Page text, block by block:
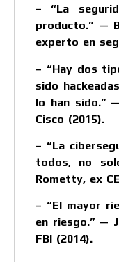
– “La
producto.” —
experto en
– “Hay dos
sido
lo han sido.”
Cisco (2015).
– “La
todos, no
Rometty, ex
– “El mayor
en riesgo.” —
FBI (2014).